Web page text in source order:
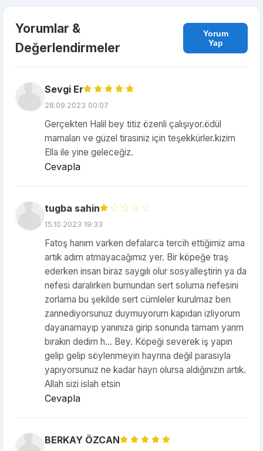
Yorumlar &
Değerlendirmeler
Yorum
Yap
Sevgi Er
28.09.2023 00:07
Gerçekten Halil bey titiz özenli çalışıyor.ödül
mamaları ve güzel tirasiniz için teşekkürler.kizim
Ella ile yine geleceğiz.
Cevapla
tugba sahin
15.10.2023 19:33
Fatoş hanım varken defalarca tercih ettiğimiz ama
artık adım atmayacağımız yer. Bir köpeğe traş
ederken insan biraz saygılı olur sosyalleştirin ya da
nefesi daralırken burnundan sert soluma nefesini
zorlama bu şekilde sert cümleler kurulmaz ben
zannediyorsunuz duymuyorum kapıdan izliyorum
dayanamayıp yanınıza girip sonunda tamam yarım
bırakın dedim h... Bey. Köpeği severek iş yapın
gelip gelip söylenmeyin hayrına değil parasıyla
yapıyorsunuz ne kadar hayrı olursa aldığınızın artık.
Allah sizi islah etsin
Cevapla
BERKAY ÖZCAN